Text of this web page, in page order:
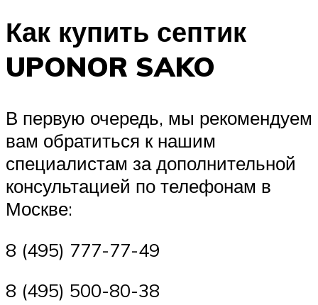
Как купить септик
UPONOR SAKO
В первую очередь, мы рекомендуем
вам обратиться к нашим
специалистам за дополнительной
консультацией по телефонам в
Москве:
8 (495) 777-77-49
8 (495) 500-80-38